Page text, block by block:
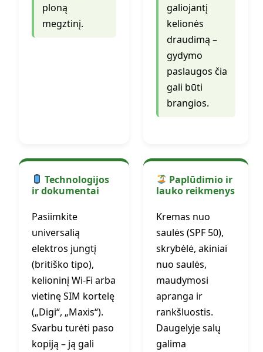
ploną
megztinį.
galiojantį
kelionės
draudimą –
gydymo
paslaugos čia
gali būti
brangios.
Technologijos
ir dokumentai
Pasiimkite
universalią
elektros jungtį
(britiško tipo),
kelioninį Wi-Fi arba
vietinę SIM kortelę
(„Digi“, „Maxis“).
Svarbu turėti paso
kopiją – ją gali
Paplūdimio ir
lauko reikmenys
Kremas nuo
saulės (SPF 50),
skrybėlė, akiniai
nuo saulės,
maudymosi
apranga ir
rankšluostis.
Daugelyje salų
galima